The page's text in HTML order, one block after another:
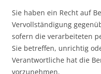
Sie haben ein Recht auf
Vervollständigung
sofern die verarbeiteten
Sie betreffen, unrichtig
Verantwortliche hat die
vorzunehmen.